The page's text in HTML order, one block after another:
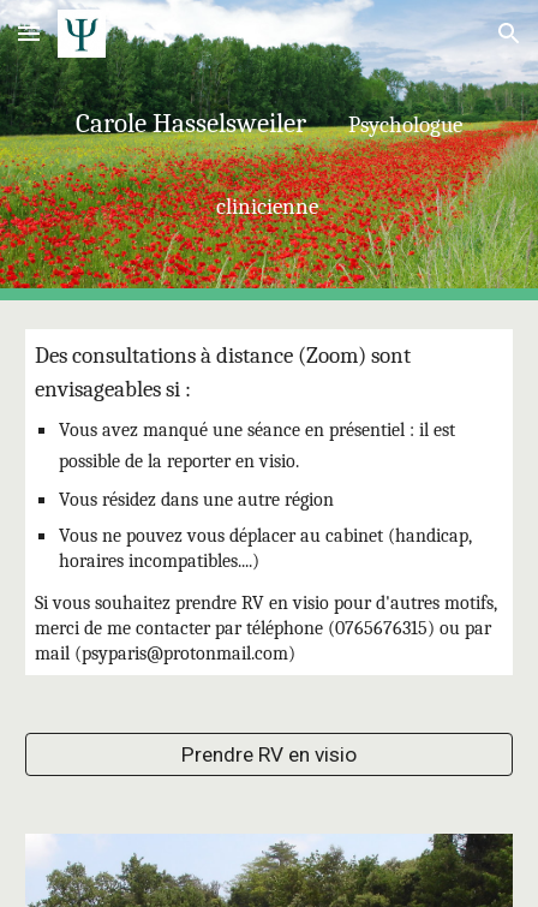
Skip to main content Skip to navigation
Carole Hasselsweiler Psychologue
clinicienne
Des consultations à distance (Zoom) sont
envisageables si :
Vous avez manqué une séance en présentiel : il est
possible de la reporter en visio.
Vous résidez dans une autre région
Vous ne pouvez vous déplacer au cabinet (handicap,
horaires incompatibles....)
Si vous souhaitez prendre RV en visio pour d'autres motifs,
merci de me contacter par téléphone (0765676315) ou par
mail (psyparis@protonmail.com)
Prendre RV en visio